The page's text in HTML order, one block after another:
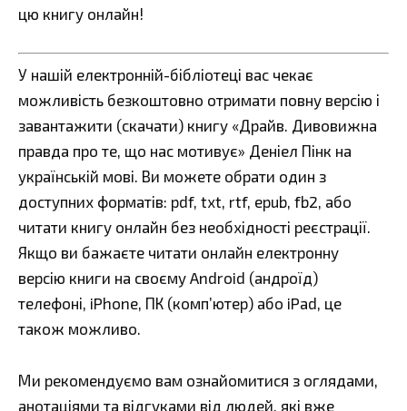
цю книгу онлайн!
У нашій електронній-бібліотеці вас чекає
можливість безкоштовно отримати повну версію і
завантажити (скачати) книгу «Драйв. Дивовижна
правда про те, що нас мотивує» Деніел Пінк на
українській мові. Ви можете обрати один з
доступних форматів: pdf, txt, rtf, epub, fb2, або
читати книгу онлайн без необхідності реєстрації.
Якщо ви бажаєте читати онлайн електронну
версію книги на своєму Android (андроїд)
телефоні, iPhone, ПК (комп’ютер) або iPad, це
також можливо.
Ми рекомендуємо вам ознайомитися з оглядами,
анотаціями та відгуками від людей, які вже